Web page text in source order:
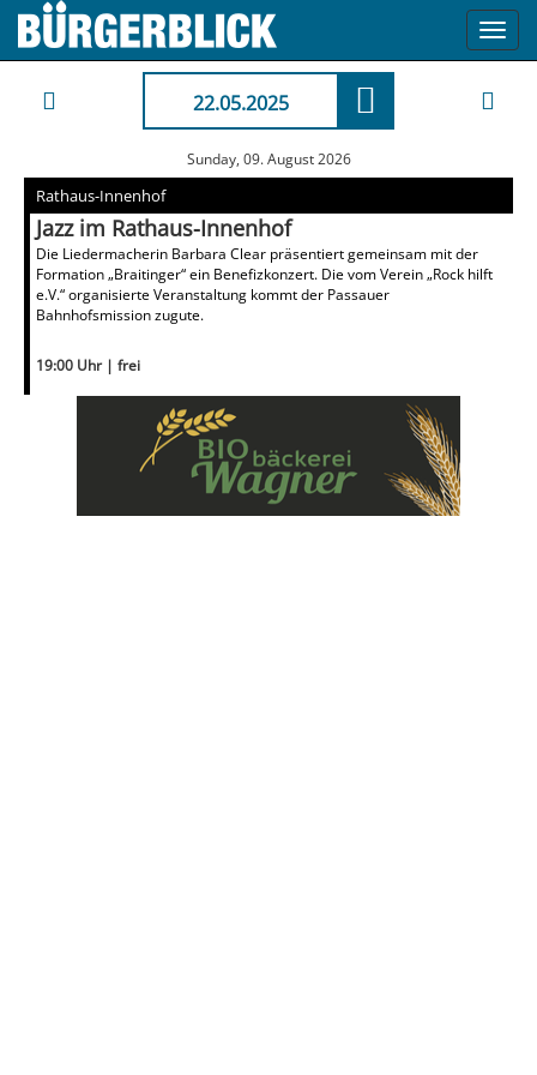
22.05.2025
Sunday, 09. August 2026
Rathaus-Innenhof
Jazz im Rathaus-Innenhof
Die Liedermacherin Barbara Clear präsentiert gemeinsam mit der
Formation „Braitinger“ ein Benefizkonzert. Die vom Verein „Rock hilft
e.V.“ organisierte Veranstaltung kommt der Passauer
Bahnhofsmission zugute.
19:00 Uhr | frei